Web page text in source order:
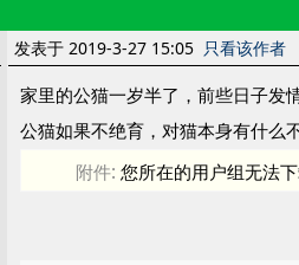
发表于 2019-3-27 15:05 只看该作者
家里的公猫一岁半了，前些日子发
公猫如果不绝育，对猫本身有什么
附件:您所在的用户组无法